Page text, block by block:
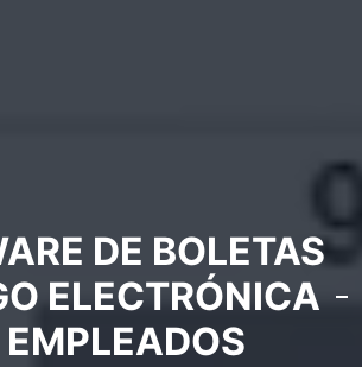
DE BOLETAS
ELECTRÓNICA
EMPLEADOS